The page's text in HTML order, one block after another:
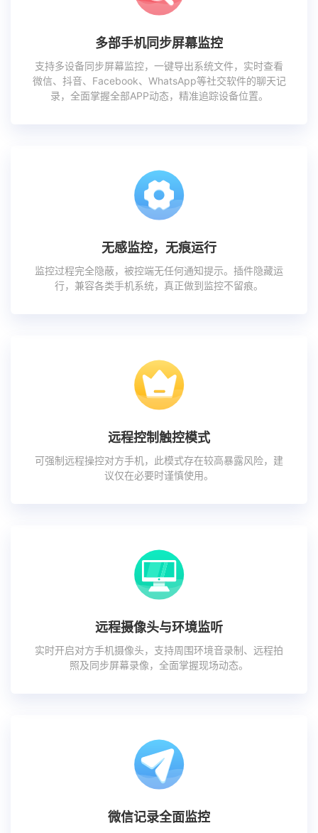
多部手机同步屏幕监控
支持多设备同步屏幕监控，一键导出系统文件，实时查看
微信、抖音、Facebook、WhatsApp等社交软件的聊天记
录，全面掌握全部APP动态，精准追踪设备位置。
无感监控，无痕运行
监控过程完全隐蔽，被控端无任何通知提示。插件隐藏运
行，兼容各类手机系统，真正做到监控不留痕。
远程控制触控模式
可强制远程操控对方手机，此模式存在较高暴露风险，建
议仅在必要时谨慎使用。
远程摄像头与环境监听
实时开启对方手机摄像头，支持周围环境音录制、远程拍
照及同步屏幕录像，全面掌握现场动态。
微信记录全面监控